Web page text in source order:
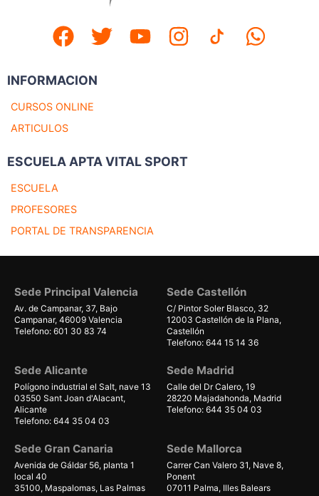
INFORMACION
CURSOS ONLINE
ARTICULOS
ESCUELA APTA VITAL SPORT
ESCUELA
PROFESORES
PORTAL DE TRANSPARENCIA
Sede Principal Valencia
Av. de Campanar, 37, Bajo
Campanar, 46009 Valencia
Telefono: 601 30 83 74
Sede Castellón
C/ Pintor Soler Blasco, 32
12003 Castellón de la Plana,
Castellón
Telefono: 644 15 14 36
Sede Alicante
Polígono industrial el Salt, nave 13
03550 Sant Joan d'Alacant,
Alicante
Telefono: 644 35 04 03
Sede Madrid
Calle del Dr Calero, 19
28220 Majadahonda, Madrid
Telefono: 644 35 04 03
Sede Gran Canaria
Avenida de Gáldar 56, planta 1
local 40
35100, Maspalomas, Las Palmas
Sede Mallorca
Carrer Can Valero 31, Nave 8,
Ponent
07011 Palma, Illes Balears